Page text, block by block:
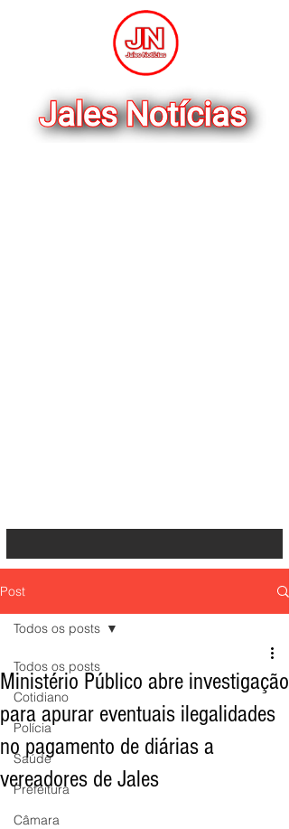
Post
Todos os posts
Cotidiano
Polícia
Saúde
Prefeitura
Câmara
Todos os posts
Ministério Público abre investigação
para apurar eventuais ilegalidades
no pagamento de diárias a
vereadores de Jales